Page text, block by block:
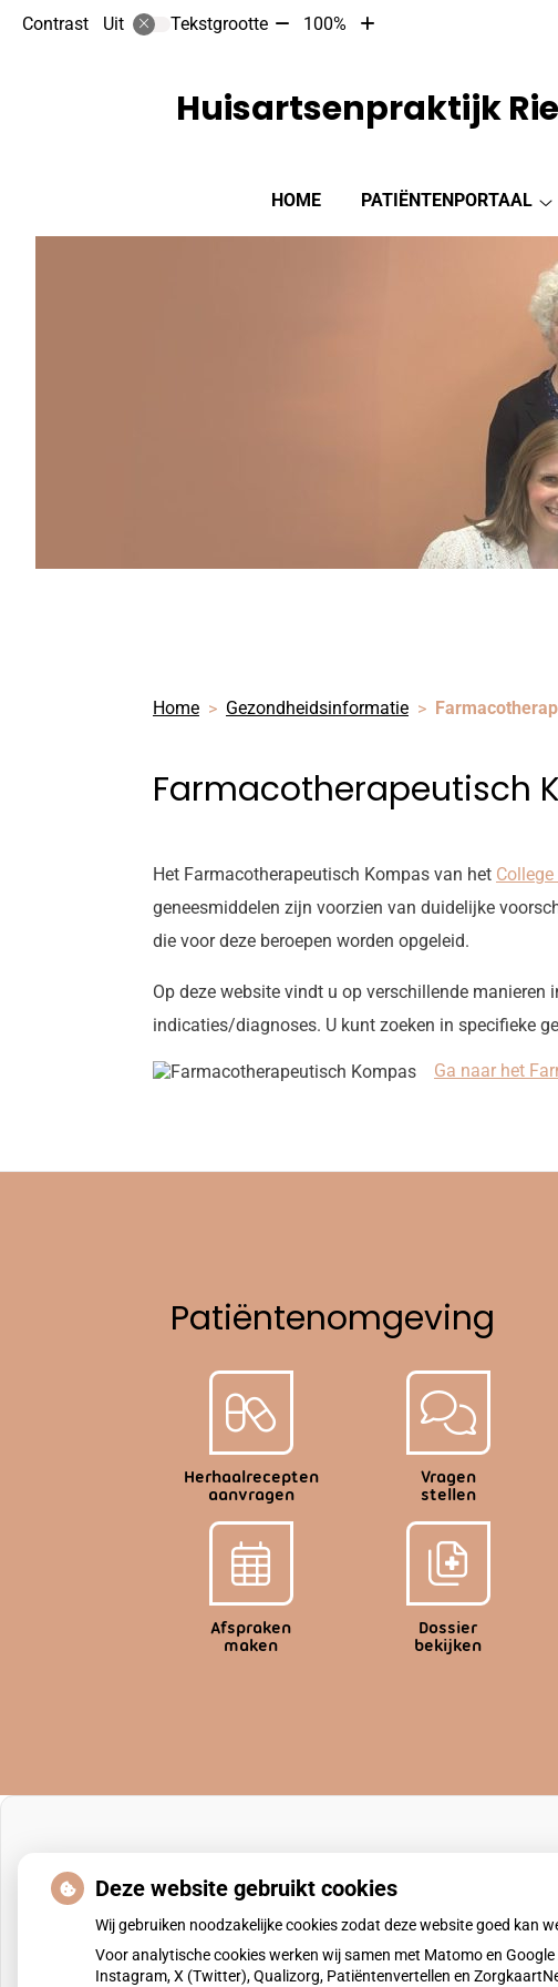
Contrast Uit Tekstgrootte Tekst
10%
100%
Tekst
Hoofdmenu
HOME
PATIËNTENPORTAAL
Huisartsenpraktijk
Home Gezondheidsinformatie
Farmacotherapeutisch
Het Farmacotherapeutisch Kompas van het
geneesmiddelen zijn voorzien van duidelijke
die voor deze beroepen worden opgeleid.
Op deze website vindt u op verschillende
indicaties/diagnoses. U kunt zoeken in specifieke
Ga naar het
Patiëntenomgeving
Herhaalrecepten
aanvragen
Vragen
stellen
Afspraken
maken
Dossier
bekijken
Deze website gebruikt cookies
Wij gebruiken noodzakelijke cookies zodat deze website goed kan
Voor analytische cookies werken wij samen met Matomo en
Instagram, X (Twitter), Qualizorg, Patiëntenvertellen en